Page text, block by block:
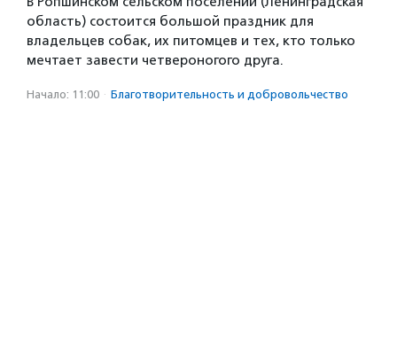
область) состоится большой праздник для
владельцев собак, их питомцев и тех, кто только
мечтает завести четвероногого друга.
Начало: 11:00 · Благотвори­тель­ность и доброволь­чест­во